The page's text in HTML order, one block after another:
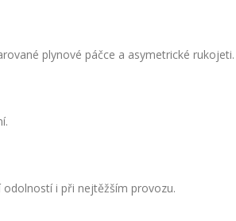
plynové páčce a asymetrické rukojeti.
i při nejtěžším provozu.